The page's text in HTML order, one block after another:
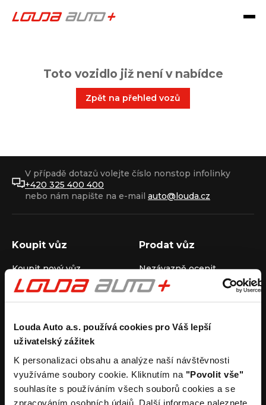
Louda Auto a.s. používá cookies pro Váš lepší
uživatelský zážitek
K personalizaci obsahu a analýze naší návštěvnosti
využíváme soubory cookie. Kliknutím na "Povolit vše"
souhlasíte s používáním všech souborů cookies a se
zpracováním osobních údajů. Další informace naleznete
Toto vozidlo již není v nabídce
Zpět na přehled vozů
V případě dotazů volejte číslo nonstop infolinky
+420 325 400 400
nebo nám napište na e-mail auto@louda.cz
Koupit vůz
Koupit nový vůz
Koupit ojetý vůz
Koupit užitkový vůz
Prodat vůz
Nezávazně ocenit
Průběh výkupu vozu
Pronájem
Carsharing
Autopůjčovna
Operativní leasing
Společnost
Louda Auto+ Poděbrady
Obytné vozy
Novinky